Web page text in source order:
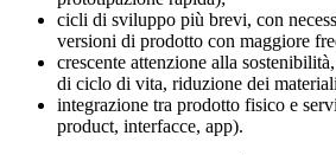
cicli di sviluppo più brevi, con
versioni di prodotto con maggiore
crescente attenzione alla
di ciclo di vita, riduzione dei
integrazione tra prodotto fisico e
product, interfacce, app).